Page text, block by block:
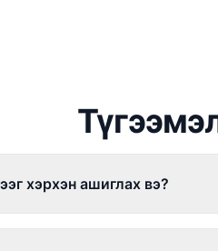
хэрхэн ашиглах вэ?